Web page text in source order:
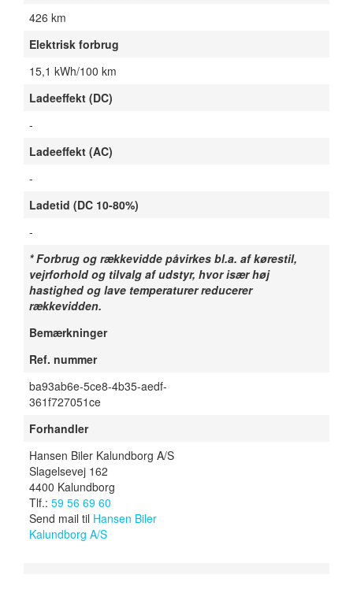
426 km
Elektrisk forbrug
15,1 kWh/100 km
Ladeeffekt (DC)
-
Ladeeffekt (AC)
-
Ladetid (DC 10-80%)
-
* Forbrug og rækkevidde påvirkes bl.a. af kørestil,
vejrforhold og tilvalg af udstyr, hvor især høj
hastighed og lave temperaturer reducerer
rækkevidden.
Bemærkninger
Ref. nummer
ba93ab6e-5ce8-4b35-aedf-
361f727051ce
Forhandler
Hansen Biler Kalundborg A/S
Slagelsevej 162
4400 Kalundborg
Tlf.: 59 56 69 60
Send mail til Hansen Biler
Kalundborg A/S